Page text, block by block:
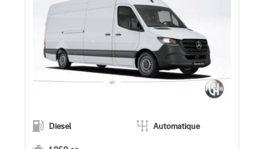
Diesel
Automatique